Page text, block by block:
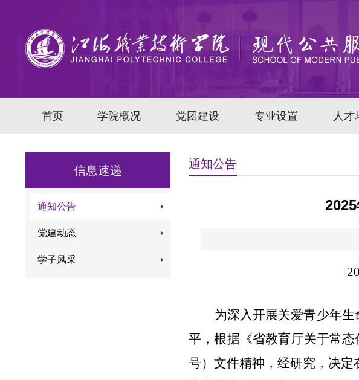
首页 学院概况 党团建设 专业设置 人才
信息速递
通知公告
党建动态
学子风采
通知公告
为深入开展关爱青少年生
平，根据《省教育厅关于常
号）文件精神，经研究，决